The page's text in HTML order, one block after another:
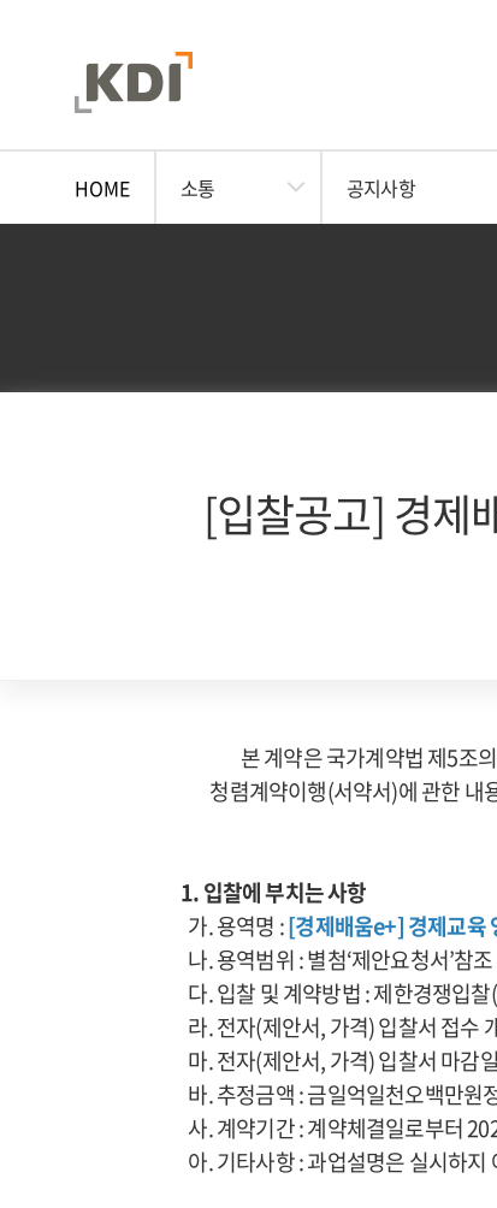
HOME 소통 공지사항
[입찰공고] 경제
본 계약은 국가계약법 제5조
청렴계약이행(서약서)에 관한 내
1. 입찰에 부치는 사항
가. 용역명 :[경제배움e+] 경제교육
나. 용역범위 : 별첨‘제안요청서’참조
다. 입찰 및 계약방법 : 제한경쟁입
라. 전자(제안서, 가격) 입찰서 접수
마. 전자(제안서, 가격) 입찰서 마감
바. 추정금액 : 금일억일천오백만
사. 계약기간 : 계약체결일로부터
아. 기타사항 : 과업설명은 실시하